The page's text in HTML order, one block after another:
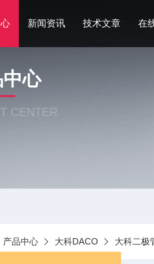
新闻资讯 技术文章 在
心
CENTER
产品中心 大科DACO 大科二极